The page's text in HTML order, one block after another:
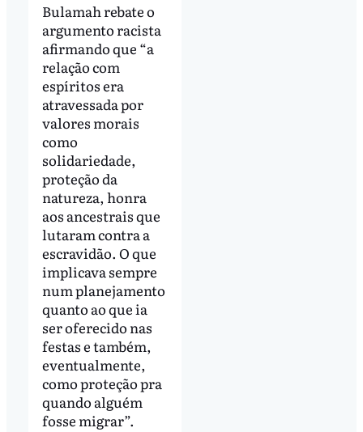
Bulamah rebate o
argumento racista
afirmando que “a
relação com
espíritos era
atravessada por
valores morais
como
solidariedade,
proteção da
natureza, honra
aos ancestrais que
lutaram contra a
escravidão. O que
implicava sempre
num planejamento
quanto ao que ia
ser oferecido nas
festas e também,
eventualmente,
como proteção pra
quando alguém
fosse migrar”.